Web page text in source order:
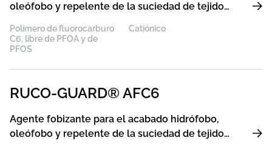
oleófobo y repelente de la suciedad de tejidos
Polímero de fluorocarburo
C6, libre de PFOA y de
PFOS
Catiónico
RUCO-GUARD® AFC6
Agente fobizante para el acabado hidrófobo,
oleófobo y repelente de la suciedad de tejidos